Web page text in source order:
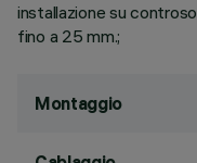
installazione su
fino a 25 mm.;
Montaggio